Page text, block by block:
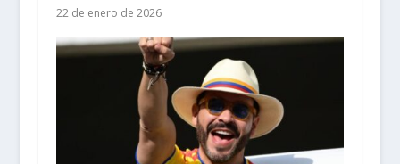
22 de enero de 2026